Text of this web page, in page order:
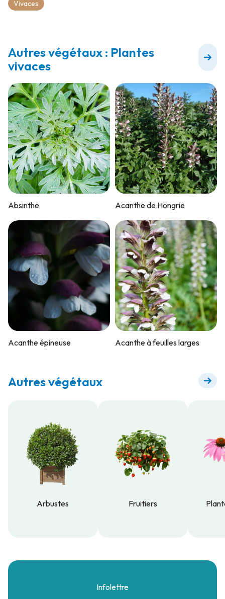
Vivaces
Autres végétaux : Plantes
vivaces
Absinthe Acanthe de Hongrie
Acanthe épineuse Acanthe à feuilles larges
Autres végétaux
Arbustes
Fruitiers
Infolettre